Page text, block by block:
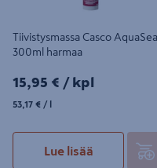
Tiivistysmassa Casco AquaSeal
300ml harmaa
15,95€/kpl
15,95 € / kpl
53,17 € / l
Lue lisää